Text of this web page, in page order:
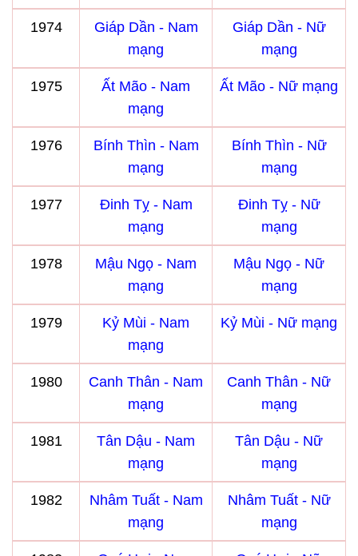
1974
Giáp Dần - Nam
mạng
Giáp Dần - Nữ
mạng
1975
Ất Mão - Nam
mạng
Ất Mão - Nữ mạng
1976
Bính Thìn - Nam
mạng
Bính Thìn - Nữ
mạng
1977
Đinh Tỵ - Nam
mạng
Đinh Tỵ - Nữ
mạng
1978
Mậu Ngọ - Nam
mạng
Mậu Ngọ - Nữ
mạng
1979
Kỷ Mùi - Nam
mạng
Kỷ Mùi - Nữ mạng
1980
Canh Thân - Nam
mạng
Canh Thân - Nữ
mạng
1981
Tân Dậu - Nam
mạng
Tân Dậu - Nữ
mạng
1982
Nhâm Tuất - Nam
mạng
Nhâm Tuất - Nữ
mạng